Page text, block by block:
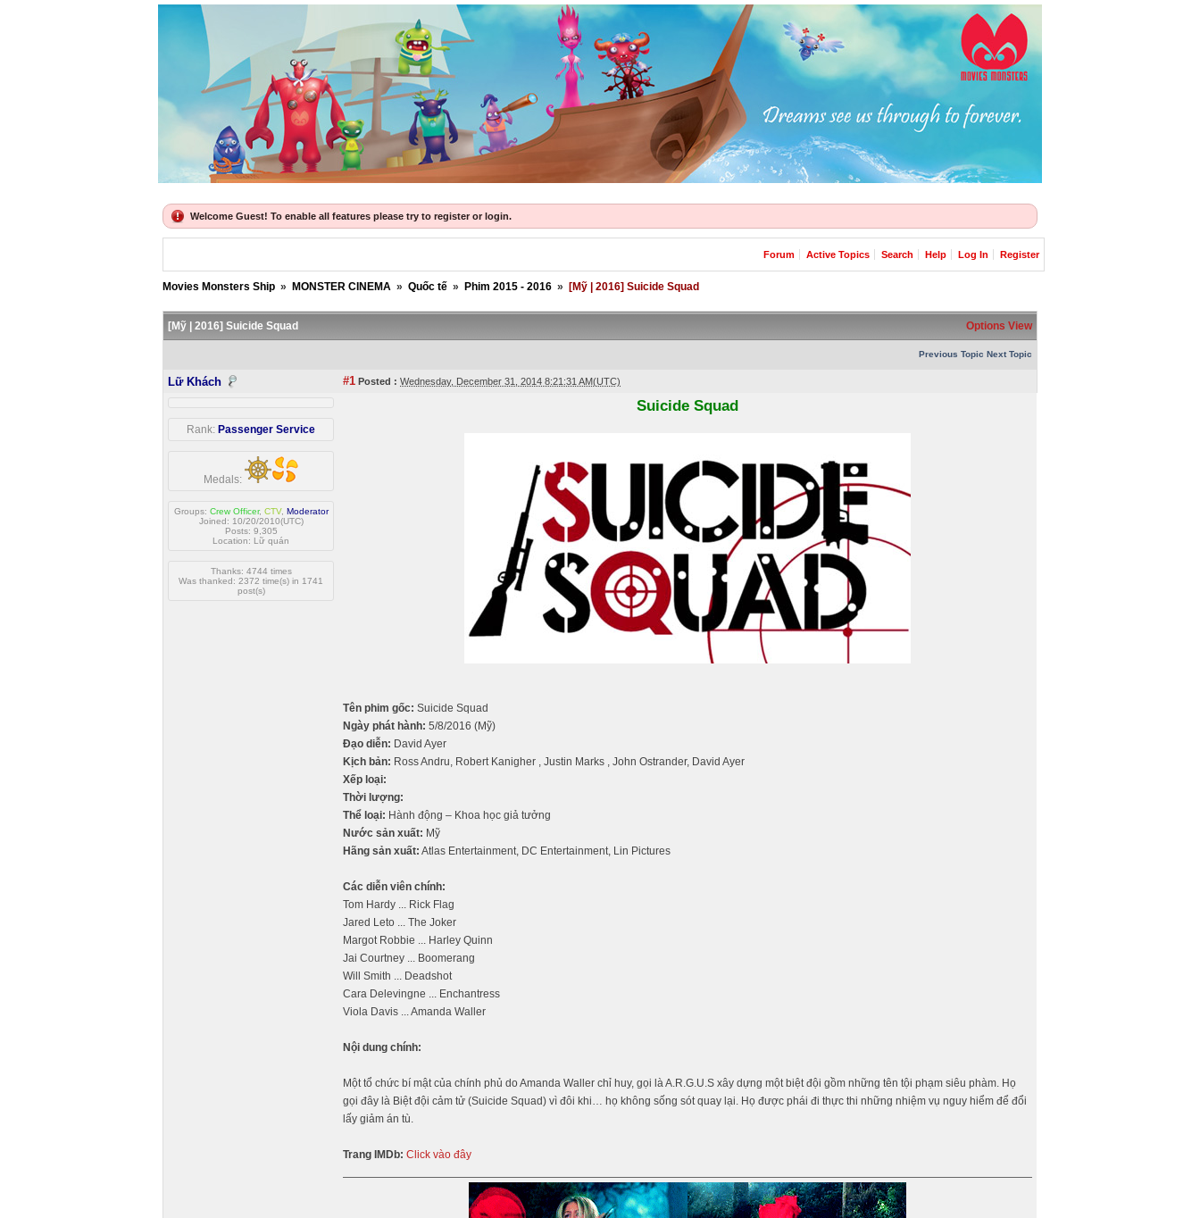
Welcome Guest! To enable all features please try to register or login.
Forum Active Topics Search Help Log In Register
Movies Monsters Ship » MONSTER CINEMA » Quốc tế » Phim 2015 - 2016 » [Mỹ | 2016] Suicide Squad
[Mỹ | 2016] Suicide Squad Options View
Previous Topic Next Topic
Lữ Khách #1 Posted : Wednesday, December 31, 2014 8:21:31 AM(UTC)
Rank: Passenger Service
Medals:
Groups: Crew Officer, CTV, Moderator
Joined: 10/20/2010(UTC)
Posts: 9,305
Location: Lữ quán
Thanks: 4744 times
Was thanked: 2372 time(s) in 1741
post(s)
Suicide Squad
Tên phim gốc: Suicide Squad
Ngày phát hành: 5/8/2016 (Mỹ)
Đạo diễn: David Ayer
Kịch bản: Ross Andru, Robert Kanigher , Justin Marks , John Ostrander, David Ayer
Xếp loại:
Thời lượng:
Thể loại: Hành động – Khoa học giả tưởng
Nước sản xuất: Mỹ
Hãng sản xuất: Atlas Entertainment, DC Entertainment, Lin Pictures
Các diễn viên chính:
Tom Hardy ... Rick Flag
Jared Leto ... The Joker
Margot Robbie ... Harley Quinn
Jai Courtney ... Boomerang
Will Smith ... Deadshot
Cara Delevingne ... Enchantress
Viola Davis ... Amanda Waller
Nội dung chính:
Một tổ chức bí mật của chính phủ do Amanda Waller chỉ huy, gọi là A.R.G.U.S xây dựng một biệt đội gồm những tên tội phạm siêu phàm. Họ
gọi đây là Biệt đội cảm tử (Suicide Squad) vì đôi khi… họ không sống sót quay lại. Họ được phái đi thực thi những nhiệm vụ nguy hiểm để đổi
lấy giảm án tù.
Trang IMDb: Click vào đây